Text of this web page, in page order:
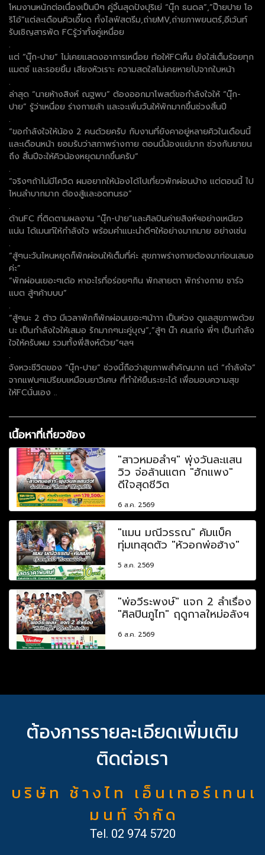
โหมงานหนักต่อเนื่องเป็นปีๆ คู่จิ้นสุดปังปุริเย่ “นุ๊ก ธนดล”,”ป๊ายปาย โอ
ริโอ้”แต่ละเดือนคิวเอี๊ยด ทั้งไลฟ์สตรีม,ถ่ายMV,ถ่ายภาพยนตร์,อีเว้นท์
รับเชิญสารพัด FCรู้ว่าทั้งคู่เหนื่อย
.
แต่ “นุ๊ก-ปาย” ไม่เคยแสดงอาการเหนื่อย ท้อให้FCเห็น ยังใส่เต็มร้อยทุก
แมตซ์ และรอยยิ้ม เสียงหัวเราะ ความสดใสไม่เคยหายไปจากใบหน้า
.
ล่าสุด “นายห้างสิงห์ ณฐพบ” ต้องออกมาโพสต์ขอกำลังใจให้ “นุ๊ก-
ปาย” รู้ว่าเหนื่อย ร่างกายล้า และจะเพิ่มวันให้พักมากขึ้นช่วงสิ้นปี
.
“ขอกำลังใจให้น้อง 2 คนด้วยครับ กับงานที่ยังคาอยู่หลายคิวในเดือนนี้
และเดือนหน้า ยอมรับว่าสภาพร่างกาย ตอนนี้น้องแย่มาก ช่วงกันยายน
ถึง สิ้นปีจะให้คิวน้องหยุดมากขึ้นครับ”
.
“จริงๆถ้าไม่มีโควิด ผมอยากให้น้องได้ไปเที่ยวพักผ่อนบ้าง แต่ตอนนี้ ไป
ไหนลำบากมาก ต้องสู้และอดทนรอ”
.
ด้านFC ที่ติดตามผลงาน “นุ๊ก-ปาย”และศิลปินค่ายสิงห์ฯอย่างเหนียว
แน่น ได้เมนท์ให้กำลังใจ พร้อมคำแนะนำดีๆให้อย่างมากมาย อย่างเช่น
.
“สู้ๆนะวันไหนหยุดก็พักผ่อนให้เต็มที่ค่ะ สุขภาพร่างกายต้องมาก่อนเสมอ
ค่ะ”
“พักผ่อนเยอะๆเด้อ หาอะไรที่อร่อยๆกิน พักสายตา พักร่างกาย ชาร์จ
แบต สู้ๆค้าบบบ”
.
“สู้ๆนะ 2 ต้าว มีเวลาพักก็พักผ่อนเยอะๆน้าาา เป็นห่วง ดูแลสุขภาพด้วย
นะ เป็นกำลังใจให้เสมอ รักมากๆนะคู่บุญ”,”สู้ๆ น๊า คนเก่ง พี่ๆ เป็นกำลัง
ใจให้ครับผม รวมทั้งพี่สิงห์ด้วย”ฯลฯ
.
จังหวะชีวิตของ “นุ๊ก-ปาย” ช่วงนี้ถือว่าสุขภาพสำคัญมาก แต่ “กำลังใจ”
จากแฟนๆเปรียบเหมือนยาวิเศษ ที่ทำให้ยืนระยะได้ เพื่อมอบความสุข
ให้FCนั่นเอง ..
เนื้อหาที่เกี่ยวข้อง
"สาวหมอลำฯ" พุ่งวันละแสน
วิว จ่อล้านแตก "ฮักแพง"
ดีใจสุดชีวิต
6 ส.ค. 2569
"แมน มณีวรรณ" คัมแบ็ค
ทุ่มเทสุดตัว "หัวอกพ่อฮ้าง"
5 ส.ค. 2569
"พ่อวีระพงษ์" แจก 2 ลำเรื่อง
"ศิลปินภูไท" ฤดูกาลใหม่อลังฯ
6 ส.ค. 2569
ต้องการรายละเอียดเพิ่มเติม
ติดต่อเรา
บ ริ ษั ท ช้ า ง ไ ท เ อ็ น เ ท อ ร์ เ ท น เ
ม น ท์ จำ กั ด
Tel. 02 974 5720